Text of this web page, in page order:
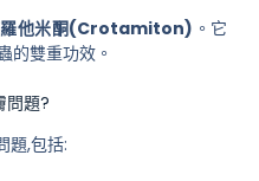
他米酮(Crotamiton) 。它
的雙重功效。
問題?
題,包括: